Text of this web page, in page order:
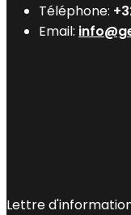
Téléphone:
Email:
Lettre